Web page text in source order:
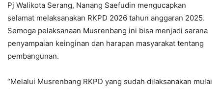
Pj Walikota Serang, Nanang Saefudin mengucapkan
selamat melaksanakan RKPD 2026 tahun anggaran 2025.
Semoga pelaksanaan Musrenbang ini bisa menjadi sarana
penyampaian keinginan dan harapan masyarakat tentang
pembangunan.
“Melalui Musrenbang RKPD yang sudah dilaksanakan mulai